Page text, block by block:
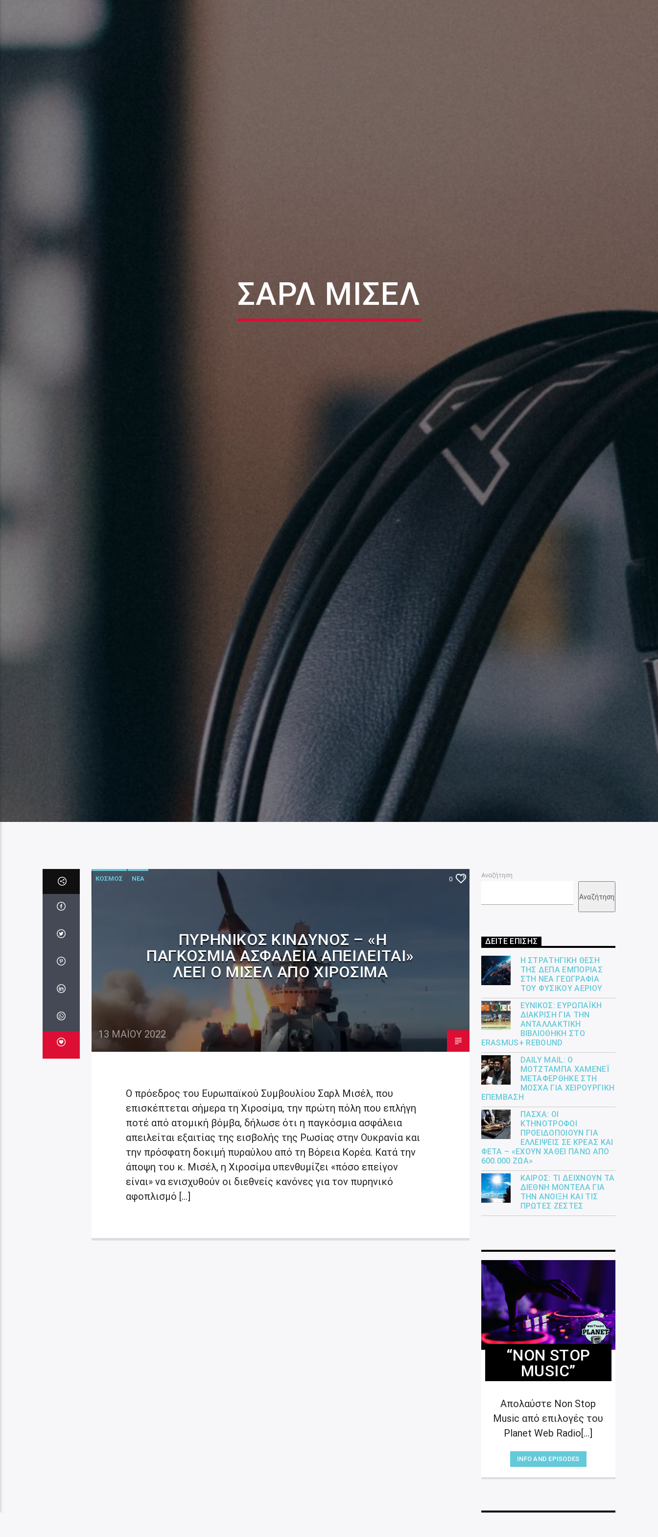
ΣΑΡΛ ΜΙΣΕΛ
ΚΟΣΜΟΣ ΝΕΑ 0
ΠΥΡΗΝΙΚΌΣ ΚΊΝΔΥΝΟΣ – «Η
ΠΑΓΚΌΣΜΙΑ ΑΣΦΆΛΕΙΑ ΑΠΕΙΛΕΊΤΑΙ»
ΛΈΕΙ Ο ΜΙΣΈΛ ΑΠΌ ΧΙΡΟΣΊΜΑ
13 ΜΑΪ́ΟΥ 2022
Ο πρόεδρος του Ευρωπαϊκού Συμβουλίου Σαρλ Μισέλ, που
επισκέπτεται σήμερα τη Χιροσίμα, την πρώτη πόλη που επλήγη
ποτέ από ατομική βόμβα, δήλωσε ότι η παγκόσμια ασφάλεια
απειλείται εξαιτίας της εισβολής της Ρωσίας στην Ουκρανία και
την πρόσφατη δοκιμή πυραύλου από τη Βόρεια Κορέα. Κατά την
άποψη του κ. Μισέλ, η Χιροσίμα υπενθυμίζει «πόσο επείγον
είναι» να ενισχυθούν οι διεθνείς κανόνες για τον πυρηνικό
αφοπλισμό […]
Αναζήτηση
Αναζήτηση
ΔΕΙΤΕ ΕΠΙΣΗΣ
Η ΣΤΡΑΤΗΓΙΚΉ ΘΈΣΗ
ΤΗΣ ΔΕΠΑ ΕΜΠΟΡΊΑΣ
ΣΤΗ ΝΈΑ ΓΕΩΓΡΑΦΊΑ
ΤΟΥ ΦΥΣΙΚΟΎ ΑΕΡΊΟΥ
ΕΎΝΙΚΟΣ: ΕΥΡΩΠΑΪΚΉ
ΔΙΆΚΡΙΣΗ ΓΙΑ ΤΗΝ
ΑΝΤΑΛΛΑΚΤΙΚΉ
ΒΙΒΛΙΟΘΉΚΗ ΣΤΟ
ERASMUS+ REBOUND
DAILY MAIL: Ο
ΜΟΤΖΤΆΜΠΑ ΧΑΜΕΝΕΪ́
ΜΕΤΑΦΈΡΘΗΚΕ ΣΤΗ
ΜΌΣΧΑ ΓΙΑ ΧΕΙΡΟΥΡΓΙΚΉ
ΕΠΈΜΒΑΣΗ
ΠΆΣΧΑ: ΟΙ
ΚΤΗΝΟΤΡΌΦΟΙ
ΠΡΟΕΙΔΟΠΟΙΟΎΝ ΓΙΑ
ΕΛΛΕΊΨΕΙΣ ΣΕ ΚΡΈΑΣ ΚΑΙ
ΦΈΤΑ – «ΈΧΟΥΝ ΧΑΘΕΊ ΠΆΝΩ ΑΠΌ
600.000 ΖΏΑ»
ΚΑΙΡΌΣ: ΤΙ ΔΕΊΧΝΟΥΝ ΤΑ
ΔΙΕΘΝΉ ΜΟΝΤΈΛΑ ΓΙΑ
ΤΗΝ ΆΝΟΙΞΗ ΚΑΙ ΤΙΣ
ΠΡΏΤΕΣ ΖΈΣΤΕΣ
“NON STOP
MUSIC”
Απολαύστε Non Stop
Music από επιλογές του
Planet Web Radio[...]
INFO AND EPISODES